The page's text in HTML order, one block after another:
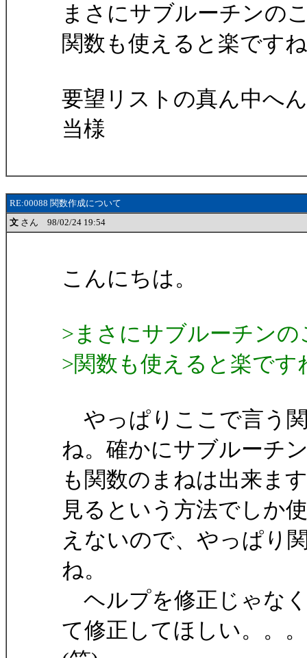
まさにサブルーチンの
関数も使えると楽です
要望リストの真ん中へ
当様
RE:00088 関数作成について
文 さん 98/02/24 19:54
こんにちは。
>まさにサブルーチン
>関数も使えると楽で
やっぱりここで言う
ね。確かにサブルーチ
も関数のまねは出来ま
見るという方法でしか使
えないので、やっぱり
ね。
ヘルプを修正じゃな
て修正してほしい。。。